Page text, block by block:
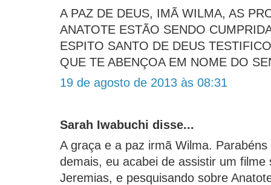
A PAZ DE DEUS, IMÃ WILMA, AS
ANATOTE ESTÃO SENDO
ESPITO SANTO DE DEUS
QUE TE ABENÇOA EM NOME DO
19 de agosto de 2013 às 08:31
Sarah Iwabuchi disse...
A graça e a paz irmã Wilma.
demais, eu acabei de assistir um filme
Jeremias, e pesquisando sobre